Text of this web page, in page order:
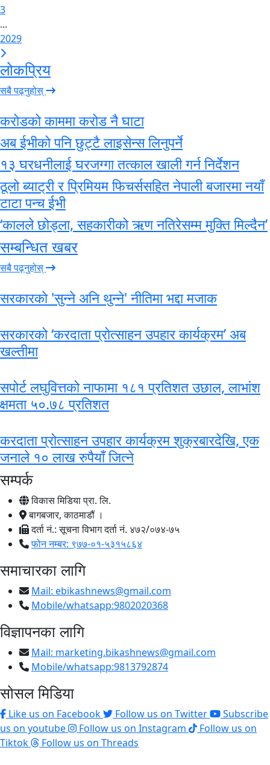
3
...
2029
लोकप्रिय
सबै पढ्नुहोस्
करोडको काममा करोड नै घाटा
अब ईभीको पनि छुट्टै लाइसेन्स लिनुपर्ने
१३ घरधनीलाई घरजग्गा तत्काल खाली गर्न निर्देशन
ठूलो ब्याट्री र प्रिमियम फिचर्ससहित नेपाली बजारमा नयाँ
टाटा पन्च ईभी
‘कालले छोड्ला, सहकारीको ऋण नतिरेसम्म मुक्ति मिल्दैन’
सम्बन्धित खबर
सबै पढ्नुहोस्
सरकारकाे 'सुन्ने अनि थुन्ने' नीतिमा भद्दा मजाक
सरकारको ‘करदाता प्रोत्साहन उपहार कार्यक्रम’ अब
खल्तीमा
सपोर्ट लघुवित्तको नाफामा १८१ प्रतिशत उछाल, लाभांश
क्षमता ५०.७८ प्रतिशत
करदाता प्रोत्साहन उपहार कार्यक्रम शुक्रबारदेखि, एक
जनाले १० लाख रुपैयाँ जित्ने
सम्पर्क
विकास मिडिया प्रा. लि.
बागबजार, काठमाडौं ।
दर्ता नं.: सूचना विभाग दर्ता नं. ४७२/०७४-७५
फोन नम्बर: ९७७-०१-५३१५८६४
समाचारका लागि
Mail: ebikashnews@gmail.com
Mobile/whatsapp:9802020368
विज्ञापनका लागि
Mail: marketing.bikashnews@gmail.com
Mobile/whatsapp:9813792874
सोसल मिडिया
Like us on Facebook Follow us on Twitter
Subscribe
us on youtube
Follow us on Instagram
Follow us on
Tiktok
Follow us on Threads